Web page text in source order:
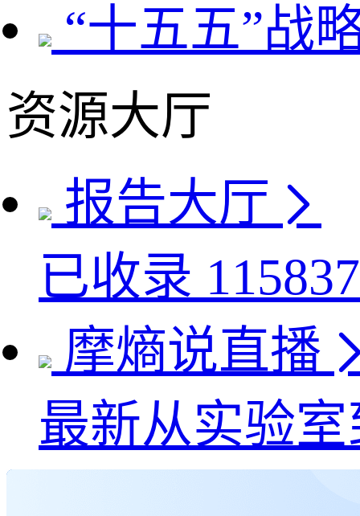
“十五五”战
资源大厅
报告大厅
已收录 115837
摩熵说直播
最新从实验